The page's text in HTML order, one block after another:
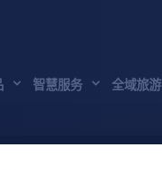
智慧服务 全域旅游